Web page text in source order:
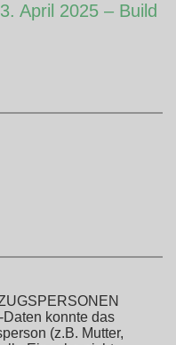
April 2025 – Build
Daten konnte das
(z.B. Mutter,